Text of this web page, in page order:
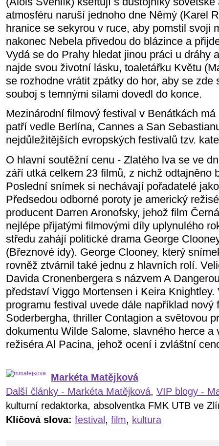
atmosféru naruší jednoho dne Němý (Karel
hranice se sekyrou v ruce, aby pomstil svoji
nakonec Nebela přivedou do blázince a
Vydá se do Prahy hledat jinou práci u dráhy
najde svou životní lásku, toaletářku Květu
se rozhodne vrátit zpátky do hor, aby se zde
souboj s temnými silami dovedl do konce.
Mezinárodní filmový festival v Benátkách
patří vedle Berlína, Cannes a San
nejdůležitějších evropských festivalů tzv.
O hlavní soutěžní cenu - Zlatého lva se ve
září utká celkem 23 filmů, z nichž odtajněno
Poslední snímek si nechávají pořadatelé
Předsedou odborné poroty je americký
producent Darren Aronofsky, jehož film
nejlépe přijatými filmovými díly uplynulého
středu zahájí politické drama George
(Březnové idy). George Clooney, který
rovněž ztvárnil také jednu z hlavních rolí.
Davida Cronenbergera s názvem A
představí Viggo Mortensen i Keira
programu festival uvede dále například nový
Soderbergha, thriller Contagion a světovou
dokumentu Wilde Salome, slavného herce a
režiséra Al Pacina, jehož ocení i zvláštní
Markéta Matějková
Další články - Markéta Matějková, VIP blogy -
kulturní redaktorka, absolventka FMK UTB ve
Klíčová slova: festival , film, kultura